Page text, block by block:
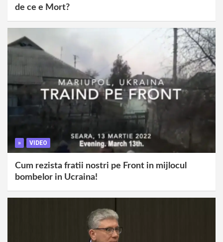
de ce e Mort?
» VIDEO
Cum rezista fratii nostri pe Front in mijlocul
bombelor in Ucraina!